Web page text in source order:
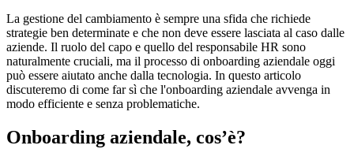
La gestione del cambiamento è sempre una sfida che richiede
strategie ben determinate e che non deve essere lasciata al caso dalle
aziende. Il ruolo del capo e quello del responsabile HR sono
naturalmente cruciali, ma il processo di onboarding aziendale oggi
può essere aiutato anche dalla tecnologia. In questo articolo
discuteremo di come far sì che l'onboarding aziendale avvenga in
modo efficiente e senza problematiche.
Onboarding aziendale, cos’è?